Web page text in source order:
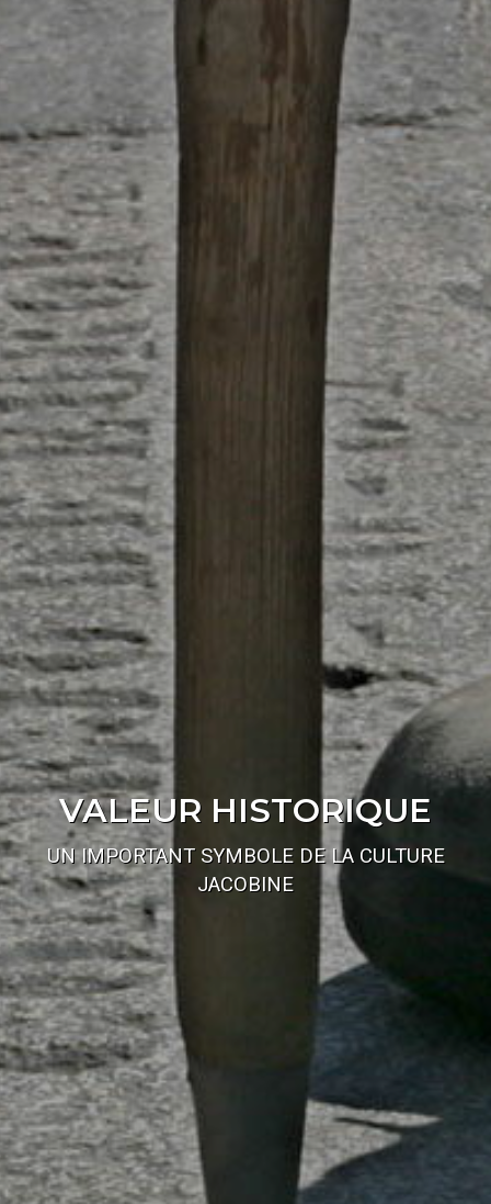
VALEUR HISTORIQUE
UN IMPORTANT SYMBOLE DE LA CULTURE
JACOBINE